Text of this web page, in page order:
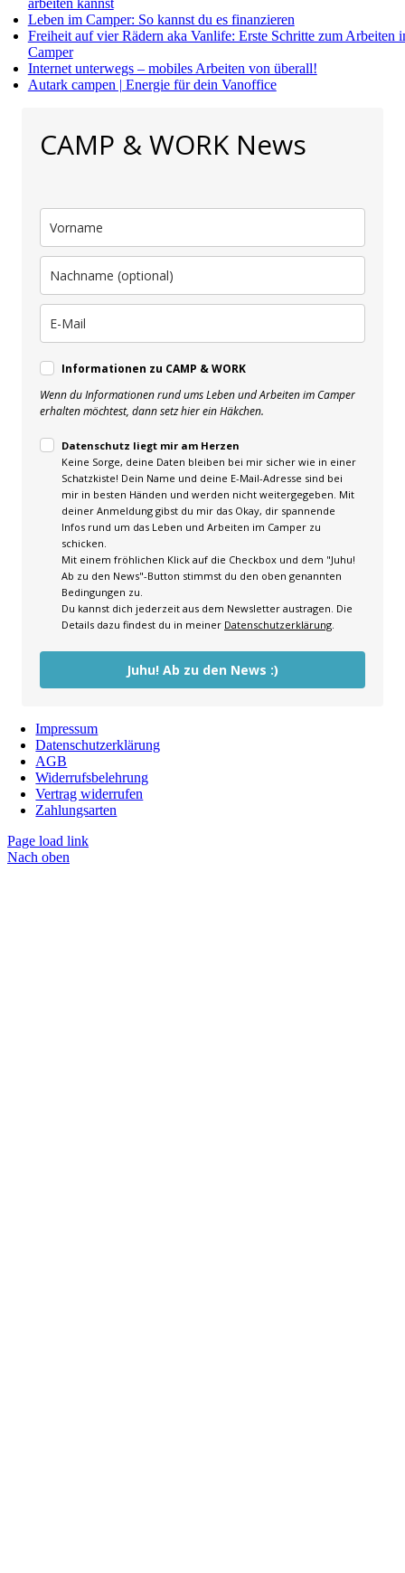
arbeiten kannst
Leben im Camper: So kannst du es finanzieren
Freiheit auf vier Rädern aka Vanlife: Erste Schritte zum Arbeiten
Camper
Internet unterwegs – mobiles Arbeiten von überall!
Autark campen | Energie für dein Vanoffice
CAMP & WORK News
Informationen zu CAMP & WORK
Wenn du Informationen rund ums Leben und Arbeiten im Camper
erhalten möchtest, dann setz hier ein Häkchen.
Datenschutz liegt mir am Herzen
Keine Sorge, deine Daten bleiben bei mir sicher wie in einer
Schatzkiste! Dein Name und deine E-Mail-Adresse sind bei
mir in besten Händen und werden nicht weitergegeben. Mit
deiner Anmeldung gibst du mir das Okay, dir spannende
Infos rund um das Leben und Arbeiten im Camper zu
schicken.
Mit einem fröhlichen Klick auf die Checkbox und dem "Juhu!
Ab zu den News"-Button stimmst du den oben genannten
Bedingungen zu.
Du kannst dich jederzeit aus dem Newsletter austragen. Die
Details dazu findest du in meiner Datenschutzerklärung.
Juhu! Ab zu den News :)
Impressum
Datenschutzerklärung
AGB
Widerrufsbelehrung
Vertrag widerrufen
Zahlungsarten
Page load link
Nach oben